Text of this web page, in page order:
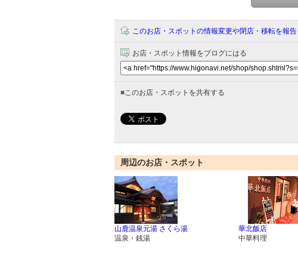
このお店・スポットの情報変更や閉店・移転を報告
お店・スポット情報をブログにはる
■このお店・スポットを共有する
周辺のお店・スポット
山鹿温泉元湯 さくら湯
温泉・銭湯
華北飯店
中華料理